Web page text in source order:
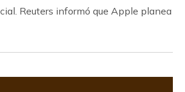
Reuters informó que Apple planea